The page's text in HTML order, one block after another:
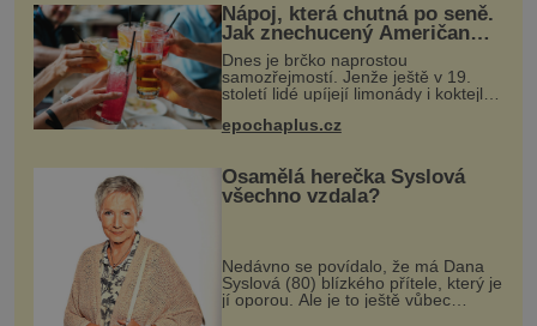
Nápoj, která chutná po seně.
Jak znechucený Američan
vymyslel brčko
Dnes je brčko naprostou
samozřejmostí. Jenže ještě v 19.
století lidé upíjejí limonády i koktejly
Fungují sice dobře, mají ale jednu
epochaplus.cz
Osamělá herečka Syslová
všechno vzdala?
Nedávno se povídalo, že má Dana
Syslová (80) blízkého přítele, který je
jí oporou. Ale je to ještě vůbec